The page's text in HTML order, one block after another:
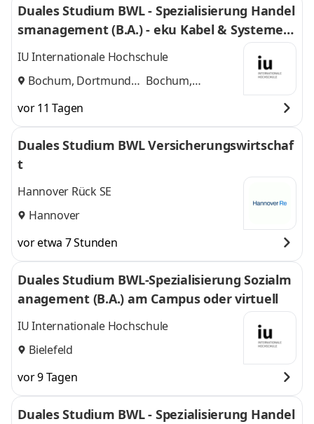
Duales Studium BWL - Spezialisierung Handel
smanagement (B.A.) - eku Kabel & Systeme G
mbH & Co. KG
IU Internationale Hochschule
Bochum, Dortmund
Bochum,
vor 11 Tagen
Duales Studium BWL Versicherungswirtschaf
t
Hannover Rück SE
Hannover
vor etwa 7 Stunden
Duales Studium BWL-Spezialisierung Sozialm
anagement (B.A.) am Campus oder virtuell
IU Internationale Hochschule
Bielefeld
vor 9 Tagen
Duales Studium BWL - Spezialisierung Handel